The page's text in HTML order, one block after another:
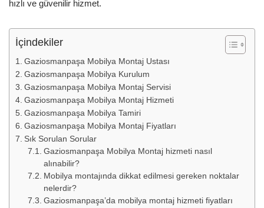
hızlı ve güvenilir hizmet.
İçindekiler
Gaziosmanpaşa Mobilya Montaj Ustası
Gaziosmanpaşa Mobilya Kurulum
Gaziosmanpaşa Mobilya Montaj Servisi
Gaziosmanpaşa Mobilya Montaj Hizmeti
Gaziosmanpaşa Mobilya Tamiri
Gaziosmanpaşa Mobilya Montaj Fiyatları
Sık Sorulan Sorular
Gaziosmanpaşa Mobilya Montaj hizmeti nasıl
alınabilir?
Mobilya montajında dikkat edilmesi gereken noktalar
nelerdir?
Gaziosmanpaşa’da mobilya montaj hizmeti fiyatları